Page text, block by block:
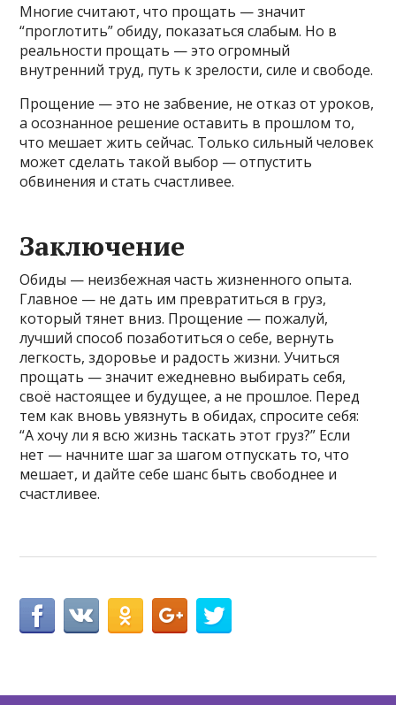
Многие считают, что прощать — значит
“проглотить” обиду, показаться слабым. Но в
реальности прощать — это огромный
внутренний труд, путь к зрелости, силе и свободе.
Прощение — это не забвение, не отказ от уроков,
а осознанное решение оставить в прошлом то,
что мешает жить сейчас. Только сильный человек
может сделать такой выбор — отпустить
обвинения и стать счастливее.
Заключение
Обиды — неизбежная часть жизненного опыта.
Главное — не дать им превратиться в груз,
который тянет вниз. Прощение — пожалуй,
лучший способ позаботиться о себе, вернуть
легкость, здоровье и радость жизни. Учиться
прощать — значит ежедневно выбирать себя,
своё настоящее и будущее, а не прошлое. Перед
тем как вновь увязнуть в обидах, спросите себя:
“А хочу ли я всю жизнь таскать этот груз?” Если
нет — начните шаг за шагом отпускать то, что
мешает, и дайте себе шанс быть свободнее и
счастливее.